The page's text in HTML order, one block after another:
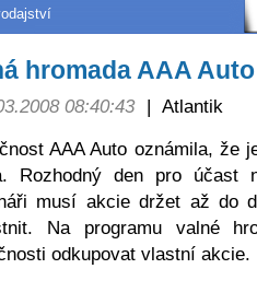
hromada AAA
08:40:43 | Atlantik
AAA Auto oznámila, že
Rozhodný den pro účast
musí akcie držet až do
Na programu valné
odkupovat vlastní akcie.